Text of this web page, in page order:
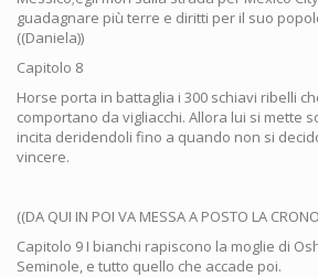
guadagnare più terre e diritti per il suo
((Daniela))
Capitolo 8
Horse porta in battaglia i 300 schiavi ribelli
comportano da vigliacchi. Allora lui si mette
incita deridendoli fino a quando non si
vincere.
((DA QUI IN POI VA MESSA A POSTO LA
Capitolo 9 I bianchi rapiscono la moglie di
Seminole, e tutto quello che accade poi.